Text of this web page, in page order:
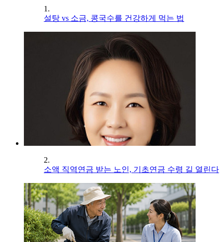
1.
설탕 vs 소금, 콩국수를 건강하게 먹는 법
2.
소액 직역연금 받는 노인, 기초연금 수령 길 열린다